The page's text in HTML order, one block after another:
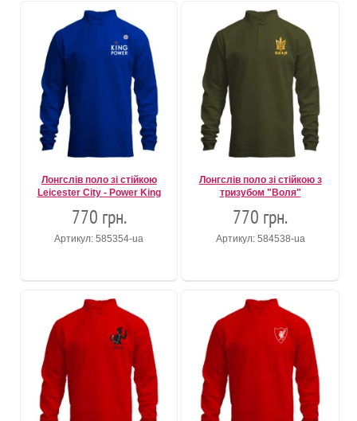
Лонгслів поло зі стійкою
Leicester City - Power King
770 грн.
Артикул: 585354-ua
Лонгслів поло зі стійкою з
тризубом "Воля"
770 грн.
Артикул: 584538-ua